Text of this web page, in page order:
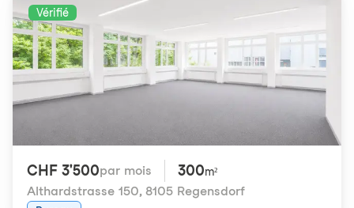
Vérifié
CHF 3'500par mois 300m²
Althardstrasse 150, 8105 Regensdorf